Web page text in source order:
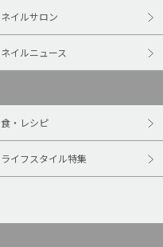
ネイルサロン
ネイルニュース
食・レシピ
ライフスタイル特集